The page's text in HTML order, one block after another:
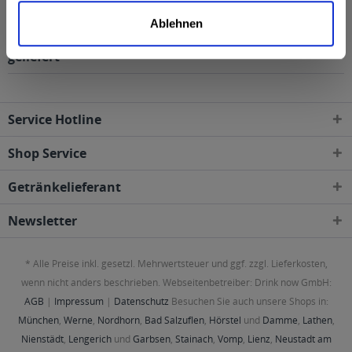
Ablehnen
Paderborner Pils 20 x 0,5l wird in den folgenden
geliefert
Service Hotline
Shop Service
Getränkelieferant
Newsletter
* Alle Preise inkl. gesetzl. Mehrwertsteuer und ggf. zzgl. Lieferkosten,
wenn nicht anders beschrieben. Webseitenbetreiber: Drink now GmbH:
AGB | Impressum | Datenschutz Besuchen Sie auch unsere Shops in:
München, Werne, Nordhorn, Bad Salzuflen, Hörstel und Damme, Lathen,
Nienstädt, Lengerichund Garbsen, Stainach, Vomp, Lienz, Neustadt am